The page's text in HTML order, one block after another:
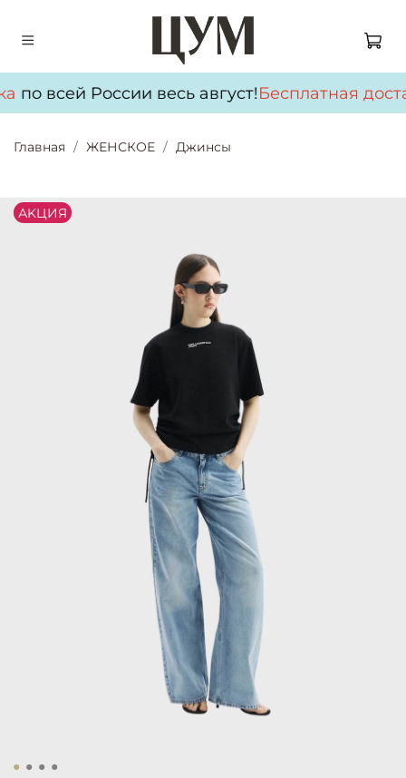
по всей России весь август!Бесплатная
Главная ЖЕНСКОЕ Джинсы
АKЦИЯ